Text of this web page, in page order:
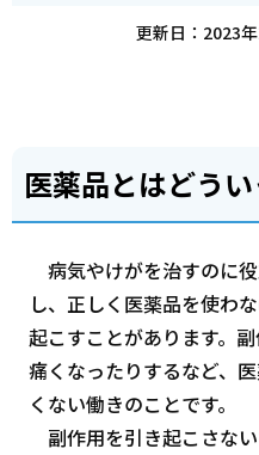
更新日：2023
医薬品とはどう
病気やけがを治すのに
し、正しく医薬品を使わ
起こすことがあります。
痛くなったりするなど、
くない働きのことです。
副作用を引き起こさな